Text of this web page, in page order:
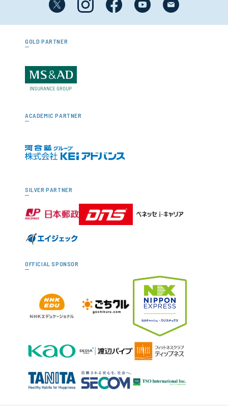
GOLD PARTNER
ACADEMIC PARTNER
SILVER PARTNER
OFFICIAL SPONSOR